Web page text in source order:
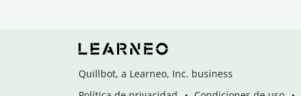
Quillbot, a Learneo, Inc. business